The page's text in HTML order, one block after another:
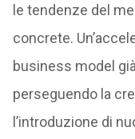
le tendenze del
concrete.
business model
perseguendo la
l’introduzione di